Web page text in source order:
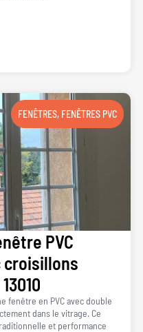
FENÊTRES, FENÊTRES PVC
PVC
croisillons
fenêtre en PVC avec double
dans le vitrage. Ce
et performance